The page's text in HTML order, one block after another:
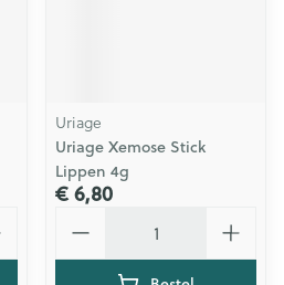
Uriage
Uriage Xemose Stick
Lippen 4g
€ 6,80